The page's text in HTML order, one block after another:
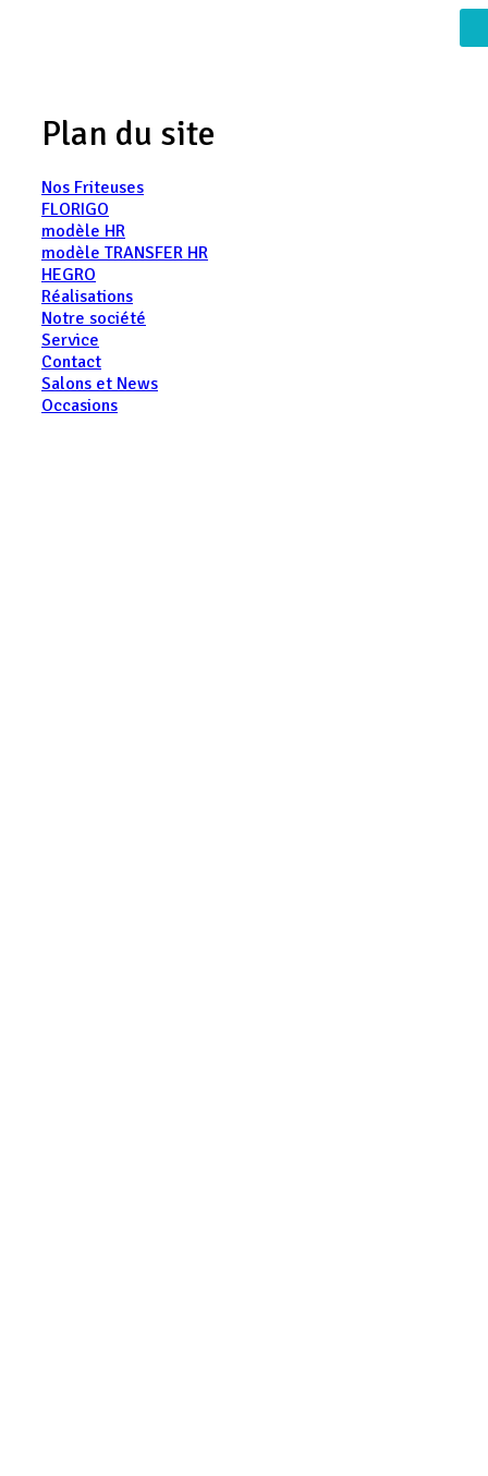
Plan du site
Nos Friteuses
FLORIGO
modèle HR
modèle TRANSFER HR
HEGRO
Réalisations
Notre société
Service
Contact
Salons et News
Occasions